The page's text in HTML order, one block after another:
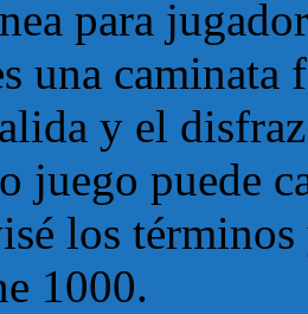
para
una caminata
y el
juego puede
los
1000.